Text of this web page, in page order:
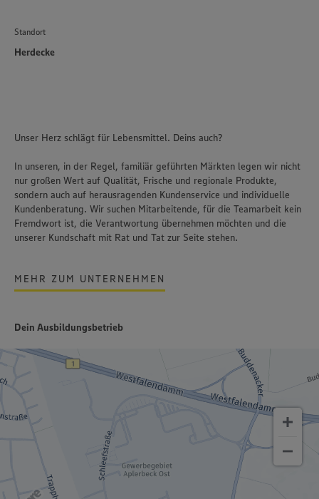
Standort
Herdecke
Unser Herz schlägt für Lebensmittel. Deins auch?
In unseren, in der Regel, familiär geführten Märkten legen wir nicht
nur großen Wert auf Qualität, Frische und regionale Produkte,
sondern auch auf herausragenden Kundenservice und individuelle
Kundenberatung. Wir suchen Mitarbeitende, für die Teamarbeit kein
Fremdwort ist, die Verantwortung übernehmen möchten und die
unserer Kundschaft mit Rat und Tat zur Seite stehen.
MEHR ZUM UNTERNEHMEN
Dein Ausbildungsbetrieb